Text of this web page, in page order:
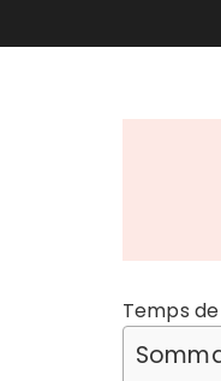
Temps